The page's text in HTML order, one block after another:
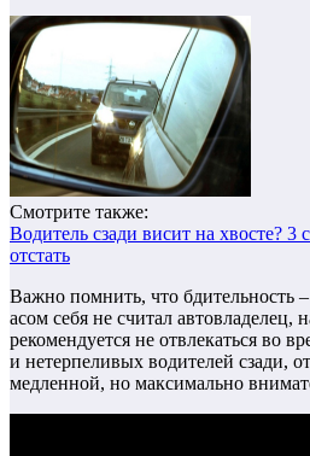
Смотрите также:
Водитель сзади висит на хвосте? 3
отстать
Важно помнить, что бдительность
асом себя не считал автовладелец,
рекомендуется не отвлекаться во
и нетерпеливых водителей сзади,
медленной, но максимально